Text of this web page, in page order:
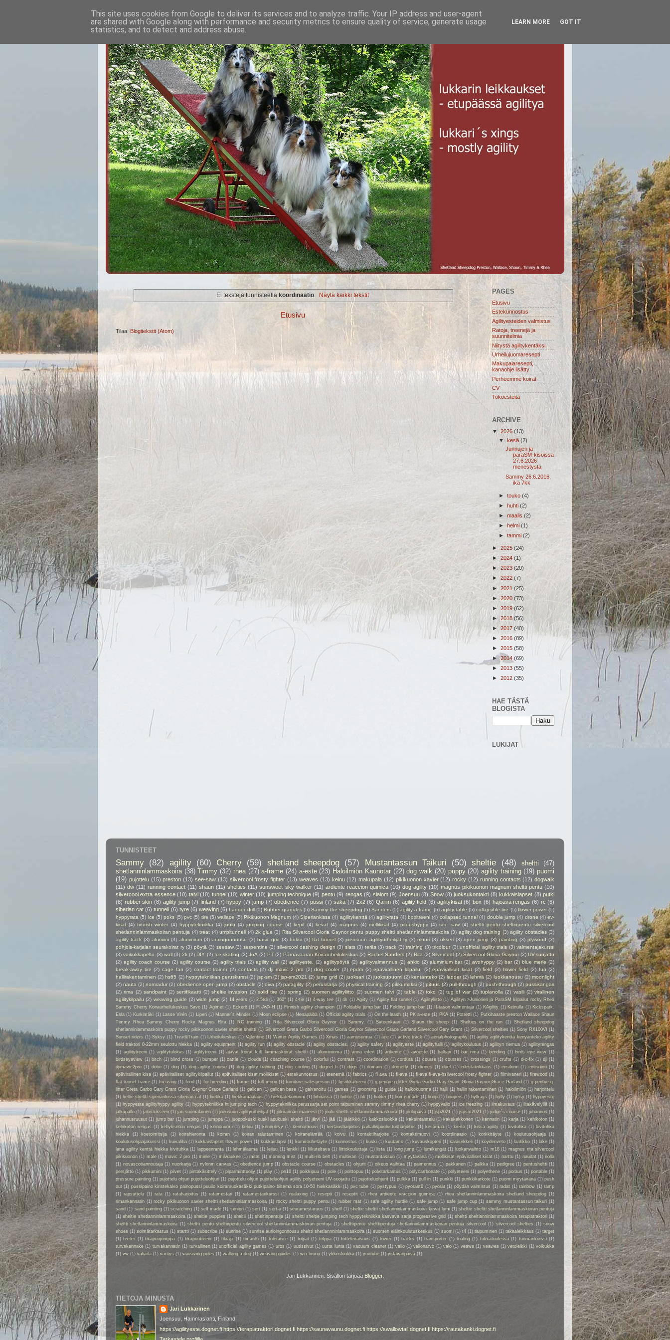
Ei tekstejä tunnisteella koordinaatio. Näytä kaikki tekstit
Etusivu
Tilaa: Blogitekstit (Atom)
PAGES
Etusivu
Estekunnostus
Agilityesteiden valmistus
Ratoja, treenejä ja
suunnitelmia
Niitystä agilitykentäksi
Urheilujuomaresepti
Makupalaresepti,
kanaohje lisätty
Perheemme koirat
CV
Tokoesteitä
ARCHIVE
▼ 2026 (13)
▼ kesä(2)
Junnujen ja
paraSM-kisoissa
27.6.2026
menestystä
Sammy 26.6.2016,
ikä 7kk
► touko (4)
► huhti (2)
► maalis (2)
► helmi (1)
► tammi (2)
► 2025 (24)
► 2024 (1)
► 2023 (20)
► 2022 (7)
► 2021 (25)
► 2020 (73)
► 2019(62)
► 2018(56)
► 2017 (40)
► 2016 (89)
► 2015 (58)
►2014 (69)
► 2013 (55)
► 2012 (35)
HAE TÄSTÄ
BLOGISTA
LUKIJAT
TUNNISTEET
Sammy (82) agility (60) Cherry (59) shetland sheepdog (57) Mustantassun Taikuri (50) sheltie (48) sheltti
(47)
shetlanninlammaskoira (38) Timmy (32) rhea (27) a-frame (24) a-este (23) Haloilmiön Kaunotar (22) dog walk (20) puppy (20) agility training (19) puomi
(19) pujottelu (15) preston (13) see-saw (13) silvercool frosty fighter (13) weaves (13) keinu (12) makupala (12) pikikuonon xavier (12) rocky (12) running contacts (12) dogwalk
(11) dw (11) running contact (11) shaun (11) shelties (11) sunsweet sky walker (11) ardiente reaccion quimica (10) dog agility (10) magnus pikikuonon magnum sheltti pentu (10)
silvercool extra essence (10) talvi (10) tunnel (10) winter (10) jumping technique (9) pentu (9) rengas (9) slalom (9) Joensuu (8) Snow (8) juoksukontakti (8) kukkaislapset (8) putki
(8) rubber skin (8) agility jump (7) finland (7) hyppy (7) jump (7) obedience (7) pussi (7) säkä (7) 2x2 (6) Qarim (6) agility field (6) agilitykisat (6) box (6) hajoava rengas (6) rc (6)
siberian cat (6) tunneli (6) tyre (6) weaving (6) Ladder drill (5) Rubber granules (5) Sammy the sheepdog (5) Sanders (5) agility a-frame (5) agility table (5) collapsible tire (5) flower power (5)
hyppyrata (5) ice (5) poks (5) pvc (5) tire (5) wallace (5) Pikikuonon Magnum (4) Siperiankissa (4) agilitykenttä (4) agilityrata (4) boxitreeni (4) collapsed tunnel (4) double jump (4) drone (4) ev-
kisat (4) finnish winter (4) hyppytekniikka (4) joulu (4) jumping course (4) kepit (4) kevät (4) magnus (4) möllikisat (4) pituushyppy (4) see saw (4) sheltti pentu sheltinpentu silvercool
shetlanninlammaskoiran pentuja (4) treat (4) umpitunneli (4) 2k glue (3) Rita Silvercool Gloria Gaynor pentu puppy sheltti shetlanninlammaskoira (3) agility dog training (3) agility obstacles (3)
agility track (3) alumiini (3) aluminium (3) auringonnousu (3) basic grid (3) boksi (3) flat tunnel (3) joensuun agilityurheilijat ry (3) muuri (3) okseri (3) open jump (3) painting (3) plywood (3)
pohjois-karjalan seurakoirat ry (3) pöytä (3) seesaw (3) serpentine (3) silvercool dashing design (3) slats (3) teräs (3) track (3) training (3) tricolour (3) unofficial agility trials (3) valmentajakurssi
(3) voikukkapelto (3) wall (3) 2k (2) DIY (2) Ice skating (2) JoA (2) PT (2) Pärnävaaran Koiraurheilukeskus (2) Rachel Sanders (2) Rita (2) Silvercool (2) Silvercool Gloria Gaynor (2) UV-suojattu
(2) agility coach course (2) agility course (2) agility trials (2) agility wall (2) agilityeste. (2) agilitypöytä (2) agilityvalmennus (2) ahkio (2) aluminium bar (2) avohyppy (2) bar (2) blue merle (2)
break-away tire (2) cage fan (2) contact trainer (2) contacts (2) dji mavic 2 pro (2) dog cooler (2) epdm (2) epävirallinen kilpailu. (2) epäviralliset kisat (2) field (2) flower field (2) fun (2)
hallirakentaminen (2) hs65 (2) hyppytekniikan peruskurssi (2) jsp-sm (2) jsp-sm2021 (2) jump grid (2) juoksari (2) juoksupuomi (2) kentänteko (2) ladder (2) lehmä (2) luokkanousu (2) moonlight
(2) nauta (2) normadur (2) obedience open jump (2) obstacle (2) oiva (2) paragility (2) perussarja (2) physical training (2) pikkumaksi (2) pituus (2) pull-through (2) push-through (2) pussikangas
(2) rima (2) sandpaint (2) sertifikaatti (2) sheltie invasion (2) solid tire (2) spring (2) suomen agilityliitto (2) suomen talvi (2) table (2) toko (2) tug of war (2) tuplanolla (2) vasili (2) virallinen
agilitykilpailu (2) weaving guide (2) wide jump (2) 14 years (1) 2.5tdi (1) 360° (1) 4-tie (1) 4-way tee (1) 4k (1) Agiity (1) Agility flat tunnel (1) Agilityliitto (1) Agilityn >Juniorien ja ParaSM kilpailut rocky Rhea
Sammy Cherry Koiraurheilukeskus Savo (1) Agimet (1) Eckerö (1) FI-AVA-H (1) Finnish agility champion (1) Foldable jump bar (1) Folding jump bar (1) II-tason valmentaja (1) KAgility (1) Keinulla (1) Kickspark.
Esla (1) Kurkimäki (1) Lasse Virén (1) Liperi (1) Manner´s Minder (1) Moon eclipse (1) Nenäpäibä (1) Official agility trials (1) On the leash (1) PK a-este (1) PKA (1) Potretti (1) Putkihaaste preston Wallace Shaun
Timmy Rhea Sammy Cherry Rocky Magnus Rita (1) RC training (1) Rita Silvercool Gloria Gaynor (1) Sammy. (1) Sateenkaari (1) Shaun the sheep (1) Shelties on the run (1)
Shetland sheepdog
shetlanninlammaskoira puppy rocky pikikuonon xavier sheltie sheltti (1) Silvercool Greta Garbo Silvercool Gloria Gaynor Silvercool Grace Garland Silvercool Gary Grant (1) Silvercool shelties (1) Sony RX100VI
(1)
Sunset riders (1) Syksy (1) Treat&Train (1) Urheilukeskus (1) Valentine (1) Winter Agility Games (1) Xmas (1) aamusumua (1) ace (1) active track (1) aerialphotography (1) agility agilitykenttä kenyänteko agility
field traktori 0-22mm seulottu hiekka (1) agility equipment (1) agility fun (1) agility obstacle (1) agility obstacles. (1) agility safety (1) agilityeste (1) agilityhalli (1) agilitykoulutus (1) agilityn riemua (1) agilityrengas
(1) agilitytreeni (1) agilitytulokas (1) aglitytreeni (1) ajavat koirat fci6 lammaskoirat sheltti (1) alumiinirima (1) anna eifert (1) ardiente (1) avoeste (1) balkan (1) bar rima (1) bending (1) birds eye view (1)
birdseyeview (1) bitch (1) blind cross (1) bumper (1) cattle (1) clouds (1) coaching course (1) colorful (1) contrast (1) coordination (1) cordura (1) course (1) courses (1) crossings (1) crufts (1) d-c-fix (1) dji (1)
djimavic2pro (1) dobo (1) dog (1) dog agility course (1) dog agility training (1) dog cooling (1) dognet.fi (1) dogs (1) domain (1) dronefly (1) drones (1) duel (1) edestäleikkaus (1) ensilumi (1) entisöinti (1)
epävirallinen kisa (1) epäviralliset agilitykilpailut (1) epäviralliset kisat möllikisat (1) estekunnostus (1) etenemä (1) fabrics (1) fi ava (1) fi-ava (1) fi-ava fi-ava-hsilvercool frosty fighter (1) filmivaneri (1) firewood (1)
flat tunnel frame (1) focusing (1) food (1) for breeding (1) frame (1) full moon (1) furniture salesperson (1) fysiikkatreeni (1) g-pentue g-litter Greta Garbo Gary Grant Gloria Gaynor Grace Garland (1) g-pentue g-
litter Greta Garbo Gary Grant Gloria Gaynor Grace Garland (1) galican (1) galican base (1) galvanoitu (1) games (1) grooming (1) guide (1) halkokuorma (1) halli (1) hallin rakentaminen (1) haloilmiön (1) harjoittelu
(1) heltie sheltti siperiankissa siberian cat (1) hiekka (1) hiekkamaalaus (1) hiekkatekonurmi (1) hihnassa (1) hiihto (1) hk (1) holder (1) home made (1) hoop (1) hoopers (1) hylkäys (1) hylly (1) hylsy (1) hyppyeste
(1) hyppyeste agilityhyppy agility (1) hyppytekniikka ht jumping tech (1) hyppytekniikka perussarja set point taipuminen sammy timmy rhea cherry (1) hyppyvalio (1) ice freezing (1) ilmakuvaus (1) iltakävelyllä (1)
jalkapallo (1) jalostukseen (1) jari suomalainen (1) joensuun agilityurheilijat (1) jokirannan maneesi (1) joulu sheltti shetlanninlammaskoira (1) joulupäivä (1) jsp2021 (1) jspsm2021 (1) judge´s course (1) juhannus (1)
juhannusruusut (1) jump bar (1) jumping (1) jumppa (1) juoppokuski kuski apukuski sheltti (1) järvi (1) jää (1) jäätikkö (1) kakkosluokka (1) kaksintaistelu (1) kakskakkonen (1) kannatin (1) karja (1) kehikoton (1)
kehikoton rengas (1) kehyksetön rengas (1) keinonurmi (1) keluu (1) kennolevy (1) kennomuovi (1) kertausharjoitus paikallispuolustusharjoitus (1) kesämaa (1) kierto (1) kissa-agility (1) kivituhka (1) kivituhka
hiekka
(1) koetoimitsija (1) koirahieronta (1) koiran (1) koiran taluttaminen (1) koiranelämää (1) koivu (1) kontaktiharjoite (1) kontaktimuovi (1) koordinaatio (1) korkkitäyte (1) koulutusohjaaja
(1)
koulutusohjaajakurssi (1) kuivaliha (1) kukkaislapset flower power (1) kukkaislapsi (1) kumirouhetäyte (1) kunnostus (1) kuski (1) kuutamo (1) kuvauskopteri (1) käsisirkkeli (1) köydenveto (1) laatikko (1) lake (1)
lana agility kenttä hiekka kivituhka (1) lappeenranta (1) lehmälauma (1) leijuu (1) lenkki (1) liikuteltava (1) liittokouluttaja (1) lista (1) long jump (1) lumikengät (1) luokanvaihto (1) m18 (1) magnus rita silvercool
pikikuonon (1) male (1) mavic 2 pro (1) miele (1) milwaukee (1) mitat (1) morning mist (1) multi-rib belt (1) multivan (1) mustantassun (1) myytävänä (1) möllikisat epäviralliset kisat (1) narttu (1) naudat (1) nolla
(1) novascotiannoutaja (1) nuorkarja (1) nylonm canvas (1) obedience jump (1) obstacle course (1) obstacles (1) ohjurit (1) oikeus vaihtaa (1) paimennus (1) pakkanen (1) palkka (1) pedigree (1) pentusheltti (1)
persjättö (1) pikkumini (1) pilvet (1) pintakäsittely (1) piparminttuöljy (1) play (1) pn16 (1) poikkipuu (1) pole (1) polttopuu (1) polvitarkastus (1) polycarrbonate (1) polyeteeni (1) polyethene (1) poraus (1) portable (1)
pressure painting (1) pujottelu ohjuri pujotteluohjuri (1) pujottelu ohjuri pujotteluohjuri agility polyeteeni UV-suojattu (1) pujotteluohjurit (1) pulkka (1) pull in (1) punkki (1) punkkikarkote (1) puomi myytävänä (1) push
out (1) pussipaino kiristekalvo painopussi puuilo koiranruokasäkki putkipaino biltema sora 10-50 hiekkasäkki (1) pvc tube (1) pystypuu (1) pyörästö (1) pyörät (1) pöydän valmistus (1) radat (1) rainbow (1) ramp
(1) rapsuttelu (1) rata (1) rataharjoitus (1) ratamestari (1) ratamestarikurssi (1) realaxing (1) resepti (1) reseptit (1) rhea ardiente reaccion quimica (1) rhea shetlanninlammaskoira shetland sheepdog (1)
rimankannatin (1) rocky pikikuonon xavier sheltti shetlanninlammaskoira (1) rocky sheltti puppy pentu (1) rubber mat (1) safe agility hurdle (1) safe jump (1) safe jump cup (1) sammy mustantassun taikuri (1)
sand (1) sand painting (1) scratching (1) self made (1) seniori (1) sert (1) sert-a (1) seuramestaruus (1) shelf (1) sheltie sheltti shetlanninlammaskoira kevät lumi (1) sheltie sheltti shetlanninlammaskoiran pentuja
(1) sheltie shetlanninlammaskoira (1) sheltie puppies (1) sheltii (1) sheltinpentuja (1) sheltti sheltie jumping tech hyppytekniikka kasvava sarja progressive grid (1) sheltti sheltlanninlammaskoira terapiatraktori (1)
sheltti shetlanninlammaskoira (1) sheltti pentu sheltinpentu silvercool shetlanninlammaskoiran pentuja (1) shelttipentu shelttipentuja shetlanninlammaskoiran pentuja silvercool (1) silvercool shelties (1) snow
shoes (1) solmätarkastus (1) startti (1) subscribe (1) sunrise (1) sunrise aurioingonnousu sheltti shetlannninlammaskoira (1) suomen eläinkoulutuskeskus (1) suomi (1) t4 (1) taipuminen (1) takaaleikkaus (1) target
(1) teeter (1) tikapuujumppa (1) tikapuutreeni (1) tilaaja (1) timantti (1) tolerance (1) tolpat (1) tolppa (1) tottelevaisuus (1) tower (1) tracks (1) transporter (1) trialing (1) tukkatuulessa (1) tuomarikurssi (1)
turvakannake (1) turvakannatin (1) turvallinen (1) unofficial agility games (1) uros (1) uutissivut (1) uutta lunta (1) vacuum cleaner (1) valio (1) valionarvo (1) valo (1) veawe (1) veawes (1) vetoleikki (1) voikukka
(1) vw (1) väliaita (1) väritys (1) waeaving poles (1) walking a dog (1) weaving guides (1) wi-chrono (1) ykkösluokka (1) youtube (1) ystävänpäivä (1)
Jari Lukkarinen. Sisällön tarjoaa Blogger.
TIETOJA MINUSTA
Jari Lukkarinen
Joensuu, Hammaslahti, Finland
https://agilityeste.dognet.fi https://terapiatraktori.dognet.fi https://saunavaunu.dognet.fi https://swallowtail.dognet.fi https://rautakanki.dognet.fi
This site uses cookies from Google to deliver its services and to analyze traffic. Your IP address and user-agent
are shared with Google along with performance and security metrics to ensure quality of service, generate usage
statistics, and to detect and address abuse.
LEARN MORE GOT IT